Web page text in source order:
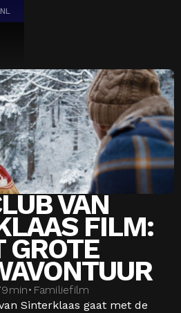
NL
VAN
FILM:
GROTE
min• Familiefilm
Sinterklaas gaat met de